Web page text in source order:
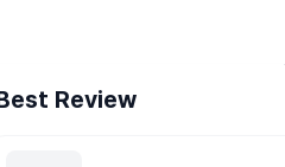
Review